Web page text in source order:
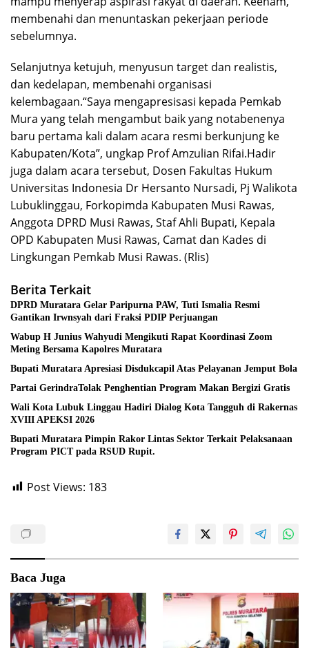
membenahi dan menuntaskan pekerjaan periode
sebelumnya.
Selanjutnya ketujuh, menyusun target dan realistis,
dan kedelapan, membenahi organisasi
kelembagaan.“Saya mengapresisasi kepada Pemkab
Mura yang telah mengambut baik yang notabenenya
baru pertama kali dalam acara resmi berkunjung ke
Kabupaten/Kota”, ungkap Prof Amzulian Rifai.Hadir
juga dalam acara tersebut, Dosen Fakultas Hukum
Universitas Indonesia Dr Hersanto Nursadi, Pj Walikota
Lubuklinggau, Forkopimda Kabupaten Musi Rawas,
Anggota DPRD Musi Rawas, Staf Ahli Bupati, Kepala
OPD Kabupaten Musi Rawas, Camat dan Kades di
Lingkungan Pemkab Musi Rawas. (Rlis)
Berita Terkait
DPRD Muratara Gelar Paripurna PAW, Tuti Ismalia Resmi
Gantikan Irwnsyah dari Fraksi PDIP Perjuangan
Wabup H Junius Wahyudi Mengikuti Rapat Koordinasi Zoom
Meting Bersama Kapolres Muratara
Bupati Muratara Apresiasi Disdukcapil Atas Pelayanan Jemput Bola
Partai GerindraTolak Penghentian Program Makan Bergizi Gratis
Wali Kota Lubuk Linggau Hadiri Dialog Kota Tangguh di Rakernas
XVIII APEKSI 2026
Bupati Muratara Pimpin Rakor Lintas Sektor Terkait Pelaksanaan
Program PICT pada RSUD Rupit.
Post Views: 183
Baca Juga